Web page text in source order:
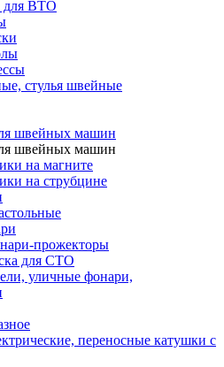
для ВТО
стулья швейные
швейных машин
швейных машин
на магните
на струбцине
прожекторы
для СТО
уличные фонари,
переносные катушки с